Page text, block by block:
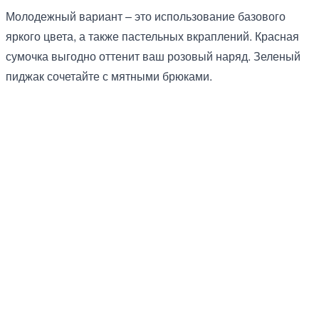
Молодежный вариант – это использование базового
яркого цвета, а также пастельных вкраплений. Красная
сумочка выгодно оттенит ваш розовый наряд. Зеленый
пиджак сочетайте с мятными брюками.